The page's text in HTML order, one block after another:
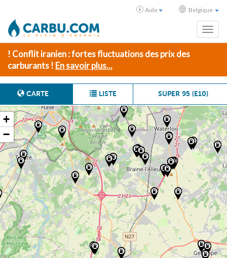
Aide Belgique
! Conflit iranien : fortes fluctuations des prix des
carburants ! En savoir plus...
CARTE LISTE SUPER 95 (E10)
+
−